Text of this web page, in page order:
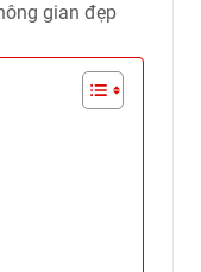
gian đẹp